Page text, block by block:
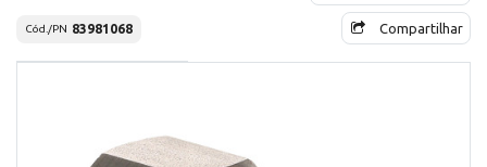
Cód./PN 83981068 Compartilhar